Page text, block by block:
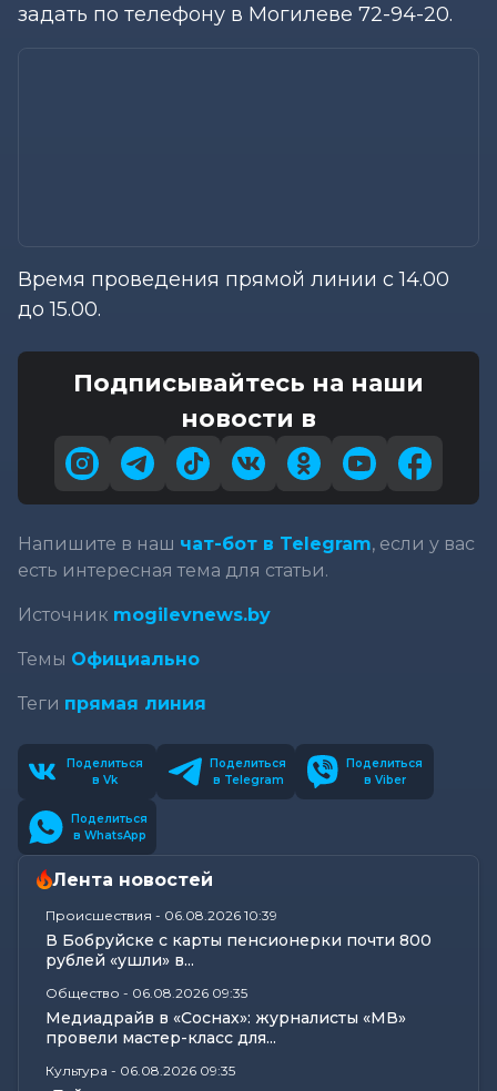
задать по телефону в Могилеве 72-94-20.
Время проведения прямой линии с 14.00
до 15.00.
Подписывайтесь на наши
новости в
Напишите в наш чат-бот в Telegram, если у вас
есть интересная тема для статьи.
Источник mogilevnews.by
Темы Официально
Теги прямая линия
Поделиться
в Vk
Поделиться
в Telegram
Поделиться
в Viber
Поделиться
в WhatsApp
Лента новостей
Происшествия - 06.08.2026 10:39
В Бобруйске с карты пенсионерки почти 800
рублей «ушли» в...
Общество - 06.08.2026 09:35
Медиадрайв в «Соснах»: журналисты «МВ»
провели мастер-класс для...
Культура - 06.08.2026 09:35